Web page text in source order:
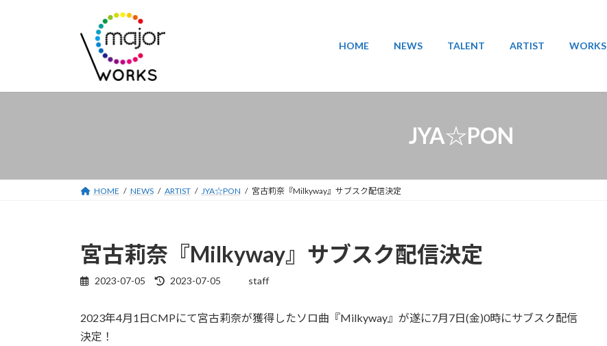
へ
ョ
HOME NEWS TALENT ARTIST WORKS
JYA☆PON
HOME NEWS ARTIST JYA☆PON 宮古莉奈『Milkyway』サブスク配信決定
宮古莉奈『Milkyway』サブスク配信決定
2023-07-05
最
新
2023-07-05 staff
2023年4月1日CMPにて宮古莉奈が獲得したソロ曲『Milkyway』が遂に7月7日(金)0時にサブスク配信
決定！